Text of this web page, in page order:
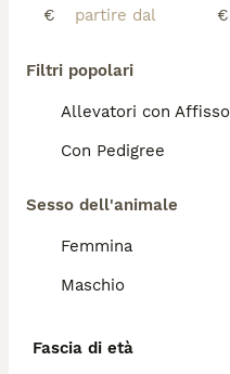
€
€
Filtri popolari
Allevatori con Affisso
Con Pedigree
Sesso dell'animale
Femmina
Maschio
Fascia di età